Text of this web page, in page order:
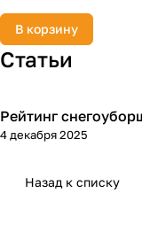
В корзину
Статьи
Зимняя
Рейтинг
4 декабря 2025
Назад к списку